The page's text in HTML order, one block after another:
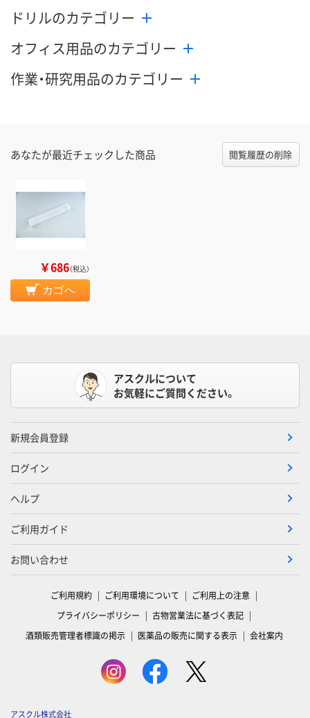
カゴへ
ドリルのカテゴリー
オフィス用品のカテゴリー
作業・研究用品のカテゴリー
あなたが最近チェックした商品 閲覧履歴の削除
￥686（税込）
カゴへ
アスクルについて
お気軽にご質問ください。
新規会員登録
ログイン
ヘルプ
ご利用ガイド
お問い合わせ
ご利用規約 ご利用環境について
ご利用上の注意
プライバシーポリシー
古物営業法に基づく表記
酒類販売管理者標識の掲示
医薬品の販売に関する表示 会社案内
アスクル株式会社